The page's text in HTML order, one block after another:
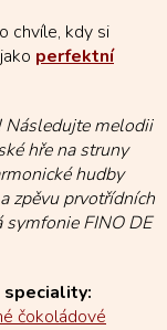
chvíle, kdy si
perfektní
Následujte melodii
hře na struny
hudby
zpěvu prvotřídních
FINO DE
speciality:
čokoládové